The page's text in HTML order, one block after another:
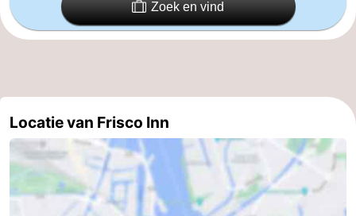
Diamantstad
in
het
centrum
Parken
en
tuinen
Stadsdelen
Omgeving
Zoek en vind
Locatie van Frisco Inn